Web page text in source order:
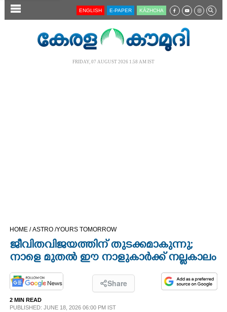
SECTIONS ENGLISH E-PAPER KĀZHCHA
FRIDAY, 07 AUGUST 2026 1.58 AM IST
HOME /ASTRO /YOURS TOMORROW
ജീവിതവിജയത്തിന് തുടക്കമാകുന്നു;
നാളെ മുതൽ ഈ നാളുകാർക്ക് നല്ലകാലം
Share
2 MIN READ
PUBLISHED: JUNE 18, 2026 06:00 PM IST